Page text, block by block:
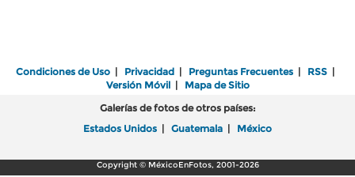
Condiciones de Uso | Privacidad | Preguntas Frecuentes | RSS |
Versión Móvil| Mapa de Sitio
Galerías de fotos de otros países:
Estados Unidos | Guatemala | México
Copyright © MéxicoEnFotos, 2001-2026